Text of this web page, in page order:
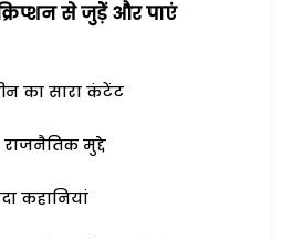
से जुड़ेें और पाएं
का सारा कंटेंट
मुद्दे
कहानियां